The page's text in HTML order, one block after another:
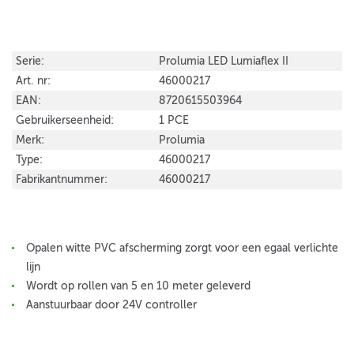
Serie:
Prolumia LED Lumiaflex II
Art. nr:
46000217
EAN:
8720615503964
Gebruikerseenheid:
1 PCE
Merk:
Prolumia
Type:
46000217
Fabrikantnummer:
46000217
Opalen witte PVC afscherming zorgt voor een egaal verlichte
lijn
Wordt op rollen van 5 en 10 meter geleverd
Aanstuurbaar door 24V controller